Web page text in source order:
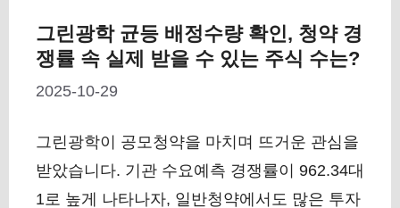
그린광학 균등 배정수량 확인, 청약 경
쟁률 속 실제 받을 수 있는 주식 수는?
2025-10-29
그린광학이 공모청약을 마치며 뜨거운 관심을
받았습니다. 기관 수요예측 경쟁률이 962.34대
1로 높게 나타나자, 일반청약에서도 많은 투자